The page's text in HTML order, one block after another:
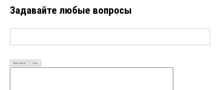
Задавайте любые вопросы
Визуально Код